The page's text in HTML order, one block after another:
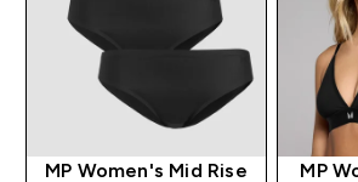
MP Women's Mid Rise
MP